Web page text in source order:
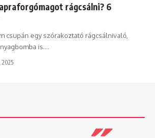
rágcsálni? 6
csupán egy szórakoztató rágcsálnivaló,
is.…
2025